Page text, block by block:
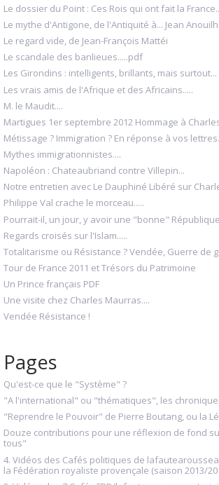
Le dossier du Point : Ces Rois qui ont fait la
Le mythe d'Antigone, de l'Antiquité à... Jean Anouilh.
Le regard vide, de Jean-François Mattéi
Le scandale des banlieues.....pdf
Les Girondins : intelligents, brillants, mais
Les vrais amis de l'Afrique et des Africains.....
M. le Maudit....
Martigues 1er septembre 2012 Hommage à
Métissage ? Immigration ? En réponse à vos
Mythes immigrationnistes....
Napoléon : Chateaubriand contre Villepin...
Notre entretien avec Le Dauphiné Libéré sur
Philippe Val crache le morceau.....
Pourrait-il, un jour, y avoir une "bonne"
Regards croisés sur l'Islam.....
Totalitarisme ou Résistance ? Vendée, Guerre de
Tour de France 2011 et Trésors du Patrimoine
Un Prince français PDF
Une visite chez Charles Maurras....
Vendée Résistance !
Pages
Qu'est-ce que le "Système" ?
"A l'international" ou "thématiques", les
"Reprendre le Pouvoir" de Pierre Boutang, ou la
Douze contributions pour une réflexion de fond
tous"
4. Vidéos des Cafés politiques de
la Fédération royaliste provençale (saison 2013/